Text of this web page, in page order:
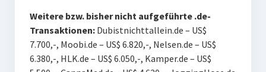
Weitere bzw. bisher nicht aufgeführte .de-
Transaktionen:Dubistnichttallein.de – US$
7.700,-, Moobi.de – US$ 6.820,-, Nelsen.de – US$
6.380,-, HLK.de – US$ 6.050,-, Kamper.de – US$